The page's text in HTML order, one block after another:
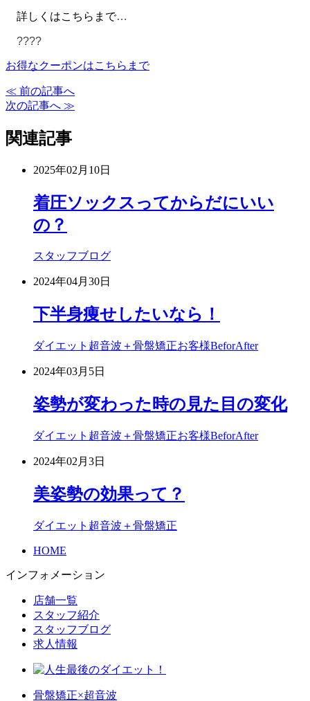
詳しくはこちらまで…
????
お得なクーポンはこちらまで
≪ 前の記事へ
次の記事へ ≫
関連記事
2025年02月10日
着圧ソックスってからだにいい
の？
スタッフブログ
2024年04月30日
下半身痩せしたいなら！
ダイエット超音波＋骨盤矯正お客様BeforAfter
2024年03月5日
姿勢が変わった時の見た目の変化
ダイエット超音波＋骨盤矯正お客様BeforAfter
2024年02月3日
美姿勢の効果って？
ダイエット超音波＋骨盤矯正
HOME
インフォメーション
店舗一覧
スタッフ紹介
スタッフブログ
求人情報
骨盤矯正×超音波